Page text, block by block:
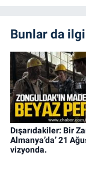
Bunlar da
Dışarıdakiler: Bir
Almanya’da’ 21
vizyonda.